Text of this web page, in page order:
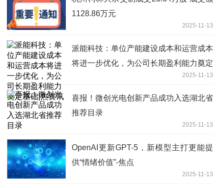
1128.86万元
2025-11-13
派能科技：单位产能建设成本和运营成本
将进一步优化，为公司长期盈利能力奠定
2025-11-13
喜报！微创光电创新产品成功入选湖北省
推荐目录
2025-11-13
OpenAI更新GPT-5，新模型主打更能提
供“情绪价值”-焦点
2025-11-13